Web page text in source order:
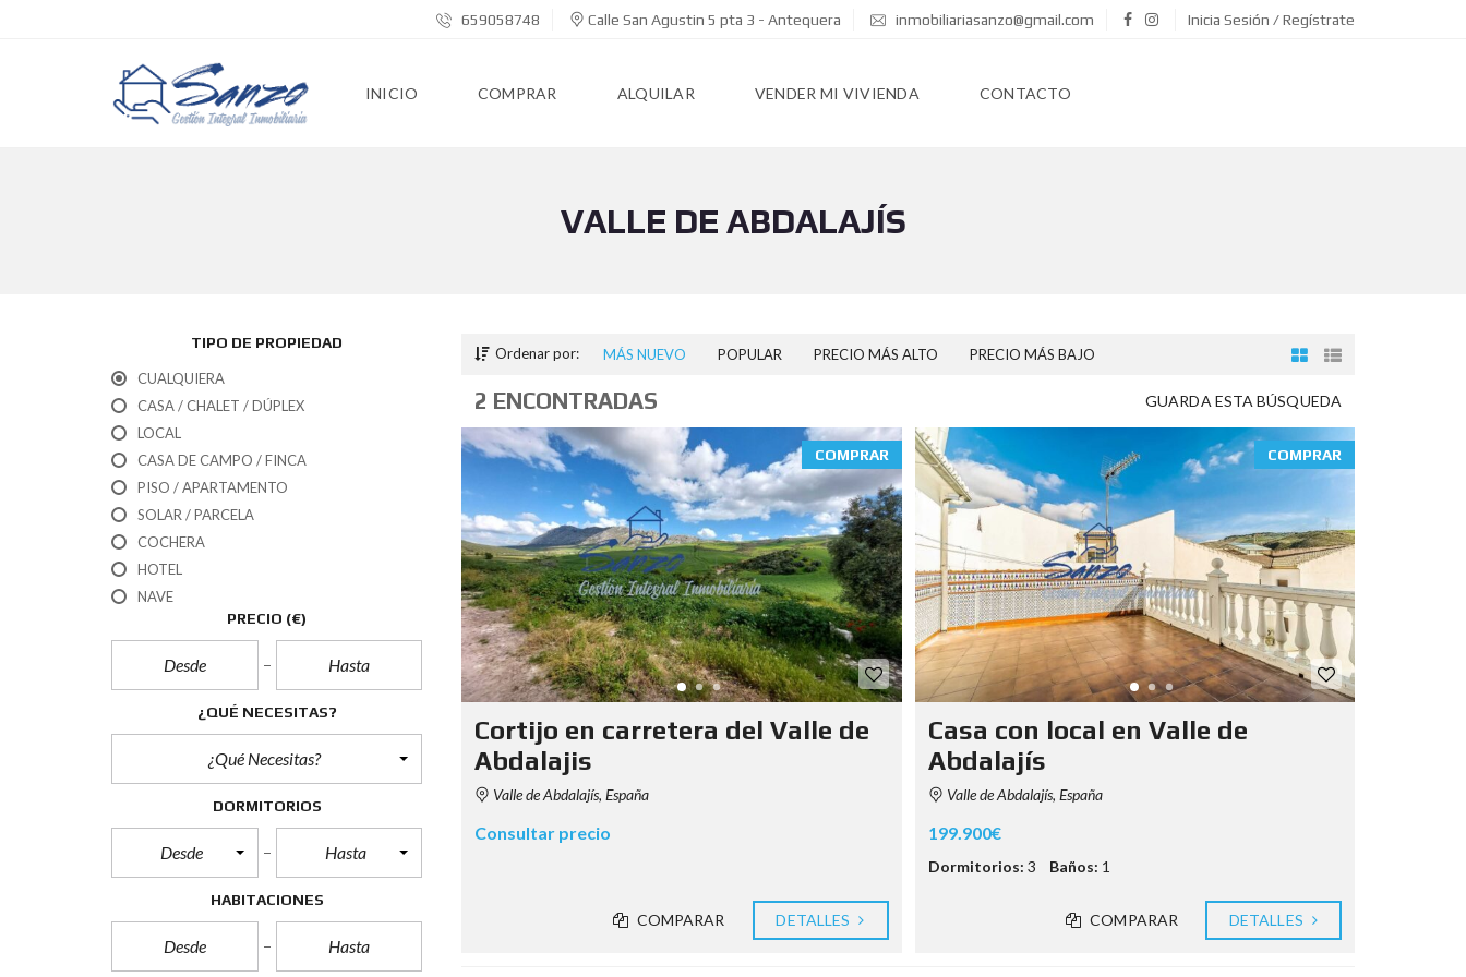
659058748 Calle San Agustin 5 pta 3 - Antequera inmobiliariasanzo@gmail.com Inicia Sesión / Regístrate
INICIO COMPRAR ALQUILAR VENDER MI VIVIENDA CONTACTO
VALLE DE ABDALAJÍS
TIPO DE PROPIEDAD
CUALQUIERA
CASA / CHALET / DÚPLEX
LOCAL
CASA DE CAMPO / FINCA
PISO / APARTAMENTO
SOLAR / PARCELA
COCHERA
HOTEL
NAVE
PRECIO (€)
¿QUÉ NECESITAS?
¿Qué Necesitas?
DORMITORIOS
Desde Hasta
HABITACIONES
Ordenar por: MÁS NUEVO POPULAR PRECIO MÁS ALTO PRECIO MÁS BAJO
GUARDA ESTA BÚSQUEDA
2 ENCONTRADAS
COMPRAR
Cortijo en carretera del Valle de
Abdalajis
Valle de Abdalajís, España
Consultar precio
COMPARAR DETALLES
COMPRAR
Casa con local en Valle de
Abdalajís
Valle de Abdalajís, España
199.900€
Dormitorios: 3 Baños: 1
COMPARAR DETALLES